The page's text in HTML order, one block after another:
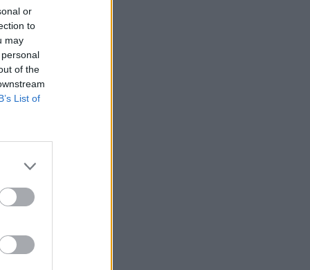
or
to
may
of the
List of